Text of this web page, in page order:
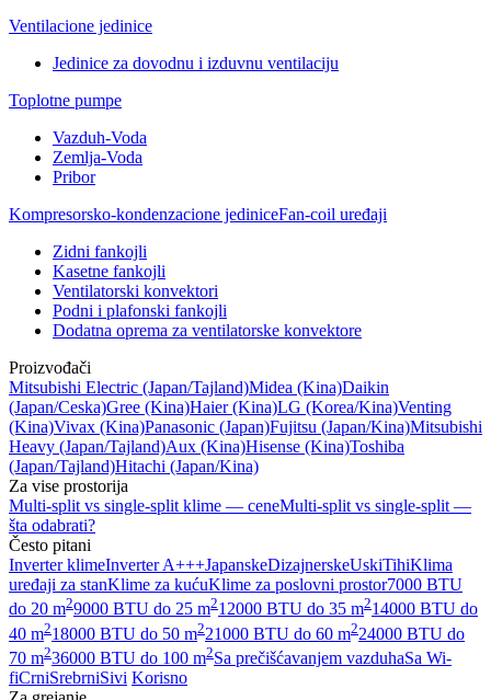
Ventilacione jedinice
Jedinice za dovodnu i izduvnu ventilaciju
Toplotne pumpe
Vazduh-Voda
Zemlja-Voda
Pribor
Kompresorsko-kondenzacione jediniceFan-coil uređaji
Zidni fankojli
Kasetne fankojli
Ventilatorski konvektori
Podni i plafonski fankojli
Dodatna oprema za ventilatorske konvektore
Proizvođači
Mitsubishi Electric (Japan/Tajland)Midea (Kina)Daikin
(Japan/Ceska)Gree (Kina)Haier (Kina)LG (Korea/Kina)Venting
(Kina)Vivax (Kina)Panasonic (Japan)Fujitsu (Japan/Kina)Mitsubishi
Heavy (Japan/Tajland)Aux (Kina)Hisense (Kina)Toshiba
(Japan/Tajland)Hitachi (Japan/Kina)
Za vise prostorija
Multi-split vs single-split klime — ceneMulti-split vs single-split —
šta odabrati?
Često pitani
Inverter klimeInverter A+++JapanskeDizajnerskeUskiTihiKlima
uređaji za stanKlime za kućuKlime za poslovni prostor7000 BTU
do 20 m29000 BTU do 25 m212000 BTU do 35 m214000 BTU do
40 m218000 BTU do 50 m221000 BTU do 60 m224000 BTU do
70 m236000 BTU do 100 m2Sa prečišćavanjem vazduhaSa Wi-
fiCrniSrebrniSivi Korisno